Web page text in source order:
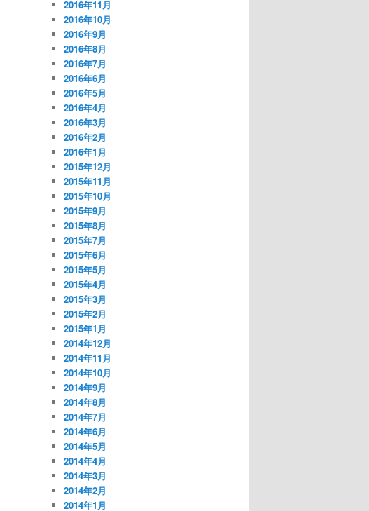
2016年11月
2016年10月
2016年9月
2016年8月
2016年7月
2016年6月
2016年5月
2016年4月
2016年3月
2016年2月
2016年1月
2015年12月
2015年11月
2015年10月
2015年9月
2015年8月
2015年7月
2015年6月
2015年5月
2015年4月
2015年3月
2015年2月
2015年1月
2014年12月
2014年11月
2014年10月
2014年9月
2014年8月
2014年7月
2014年6月
2014年5月
2014年4月
2014年3月
2014年2月
2014年1月